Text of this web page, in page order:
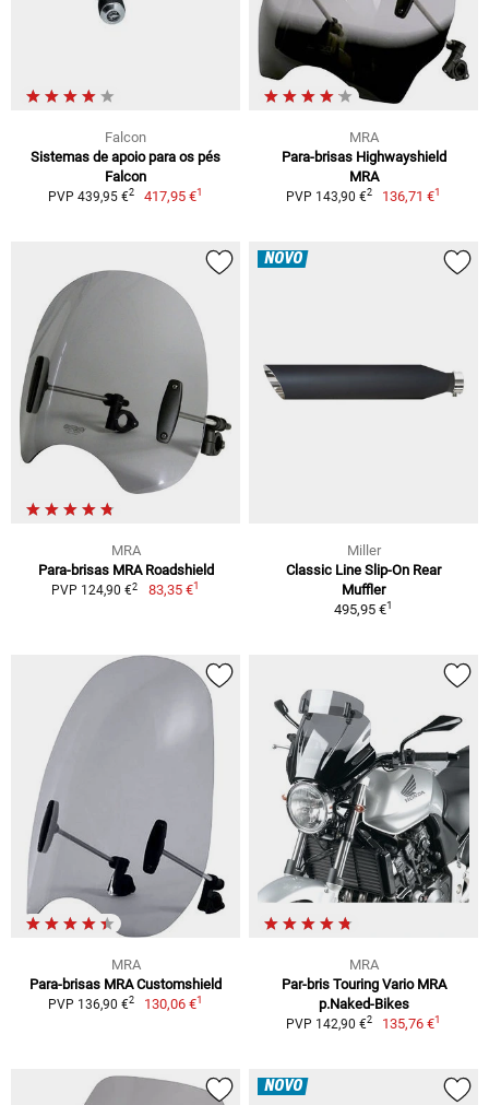
Falcon
Sistemas de apoio para os pés
Falcon
PVP 439,95 €2 417,95 €1
MRA
Para-brisas Highwayshield
MRA
PVP 143,90 €2 136,71 €1
MRA
Para-brisas MRA Roadshield
PVP 124,90 €2 83,35 €1
NOVO
Miller
Classic Line Slip-On Rear
Muffler
495,95 €1
MRA
Para-brisas MRA Customshield
PVP 136,90 €2 130,06 €1
MRA
Par-bris Touring Vario MRA
p.Naked-Bikes
PVP 142,90 €2 135,76 €1
NOVO